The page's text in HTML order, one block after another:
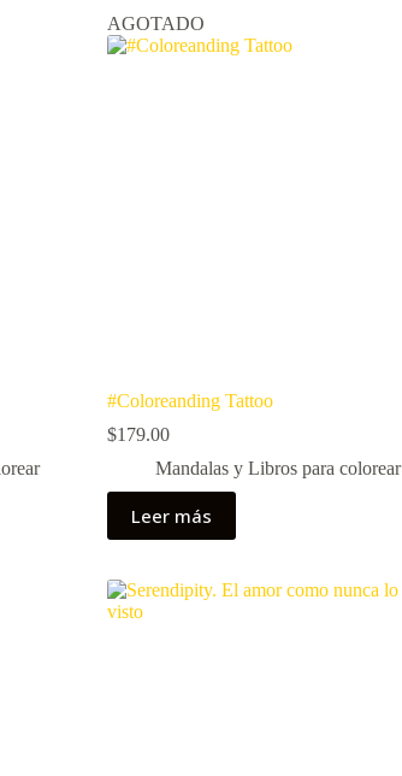
AGOTADO
#Coloreanding Tattoo
$179.00
Mandalas y Libros para colorear
Leer más